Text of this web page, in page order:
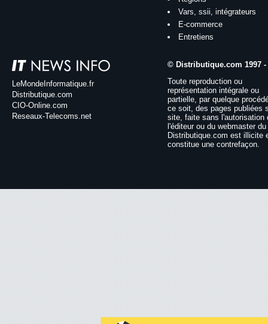
Vars, ssii, intégrateurs
E-commerce
Entretiens
LeMondeInformatique.fr
Distributique.com
CIO-Online.com
Reseaux-Telecoms.net
© Distributique.com 1997 -
Toute reproduction ou
représentation intégrale ou
partielle, par quelque
ce soit, des pages publiées
site, faite sans l'autorisation
l'éditeur ou du webmaster
Distributique.com est illicite
constitue une contrefaçon.